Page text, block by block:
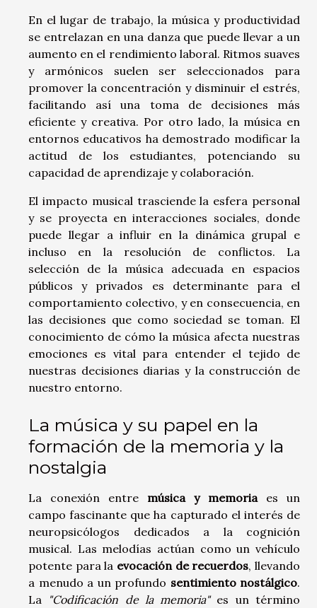
En el lugar de trabajo, la música y productividad
se entrelazan en una danza que puede llevar a un
aumento en el rendimiento laboral. Ritmos suaves
y armónicos suelen ser seleccionados para
promover la concentración y disminuir el estrés,
facilitando así una toma de decisiones más
eficiente y creativa. Por otro lado, la música en
entornos educativos ha demostrado modificar la
actitud de los estudiantes, potenciando su
capacidad de aprendizaje y colaboración.
El impacto musical trasciende la esfera personal
y se proyecta en interacciones sociales, donde
puede llegar a influir en la dinámica grupal e
incluso en la resolución de conflictos. La
selección de la música adecuada en espacios
públicos y privados es determinante para el
comportamiento colectivo, y en consecuencia, en
las decisiones que como sociedad se toman. El
conocimiento de cómo la música afecta nuestras
emociones es vital para entender el tejido de
nuestras decisiones diarias y la construcción de
nuestro entorno.
La música y su papel en la
formación de la memoria y la
nostalgia
La conexión entre música y memoriaes un
campo fascinante que ha capturado el interés de
neuropsicólogos dedicados a la cognición
musical. Las melodías actúan como un vehículo
potente para la evocación de recuerdos, llevando
a menudo a un profundo sentimiento nostálgico.
La
"Codificación de la memoria"es un término